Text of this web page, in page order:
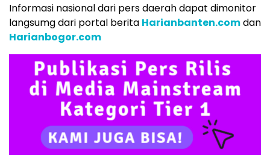
Informasi nasional dari pers daerah dapat dimonitor
langsumg dari portal berita Harianbanten.comdan
Harianbogor.com